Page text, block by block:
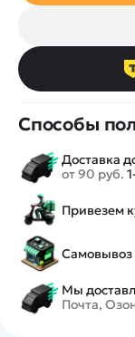
Способы
Доставка
от 90 руб.
Привезем
Самовывоз
Мы
Почта,